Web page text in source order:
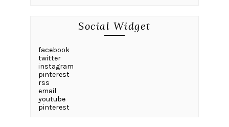
Social Widget
facebook
twitter
instagram
pinterest
rss
email
youtube
pinterest